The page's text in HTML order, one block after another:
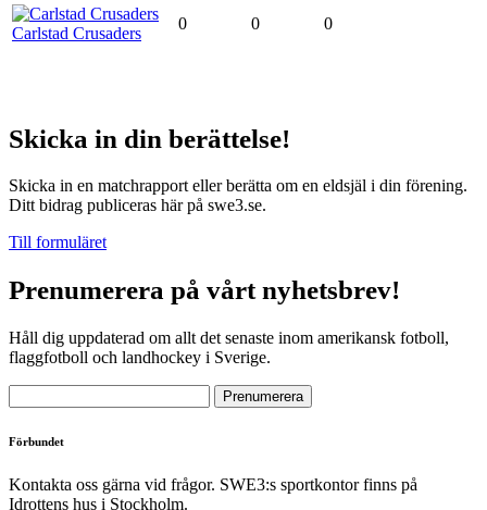
Carlstad Crusaders
0 0 0
Skicka in din berättelse!
Skicka in en matchrapport eller berätta om en eldsjäl i din förening.
Ditt bidrag publiceras här på swe3.se.
Till formuläret
Prenumerera på vårt nyhetsbrev!
Håll dig uppdaterad om allt det senaste inom amerikansk fotboll,
flaggfotboll och landhockey i Sverige.
Förbundet
Kontakta oss gärna vid frågor. SWE3:s sportkontor finns på
Idrottens hus i Stockholm.